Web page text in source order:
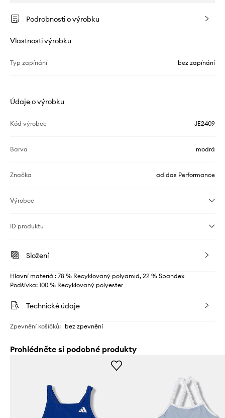
Podrobnosti o výrobku
Vlastnosti výrobku
Typ zapínání bez zapínání
Údaje o výrobku
Kód výrobce JE2409
Barva modrá
Značka adidas Performance
Výrobce
ID produktu
Složení
Hlavní materiál: 78 % Recyklovaný polyamid, 22 % Spandex
Podšívka: 100 % Recyklovaný polyester
Technické údaje
Zpevnění košíčků: bez zpevnění
Prohlédněte si podobné produkty